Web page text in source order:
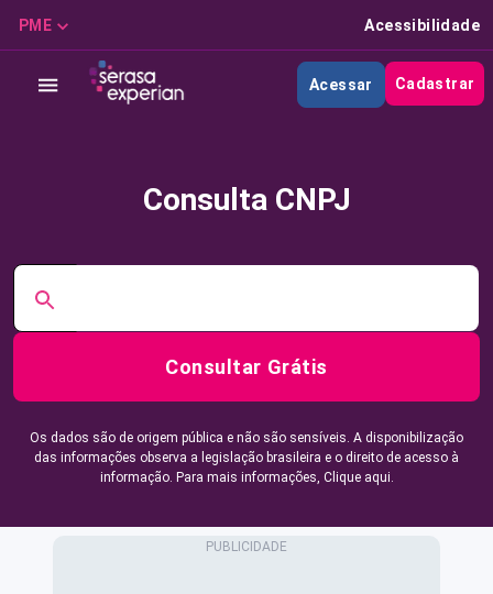
PME Acessibilidade
Acessar Cadastrar
Consulta CNPJ
Consultar Grátis
Os dados são de origem pública e não são sensíveis. A disponibilização
das informações observa a legislação brasileira e o direito de acesso à
informação. Para mais informações, Clique aqui.